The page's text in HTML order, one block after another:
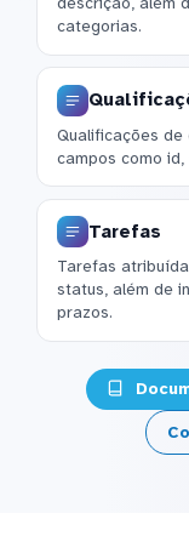
categorias.
Qualificações de
campos como
Tarefas
Tarefas
status, além de
prazos.